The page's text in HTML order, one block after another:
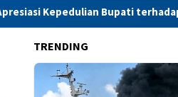
Bupati terhadap Generasi Muda
TRENDING